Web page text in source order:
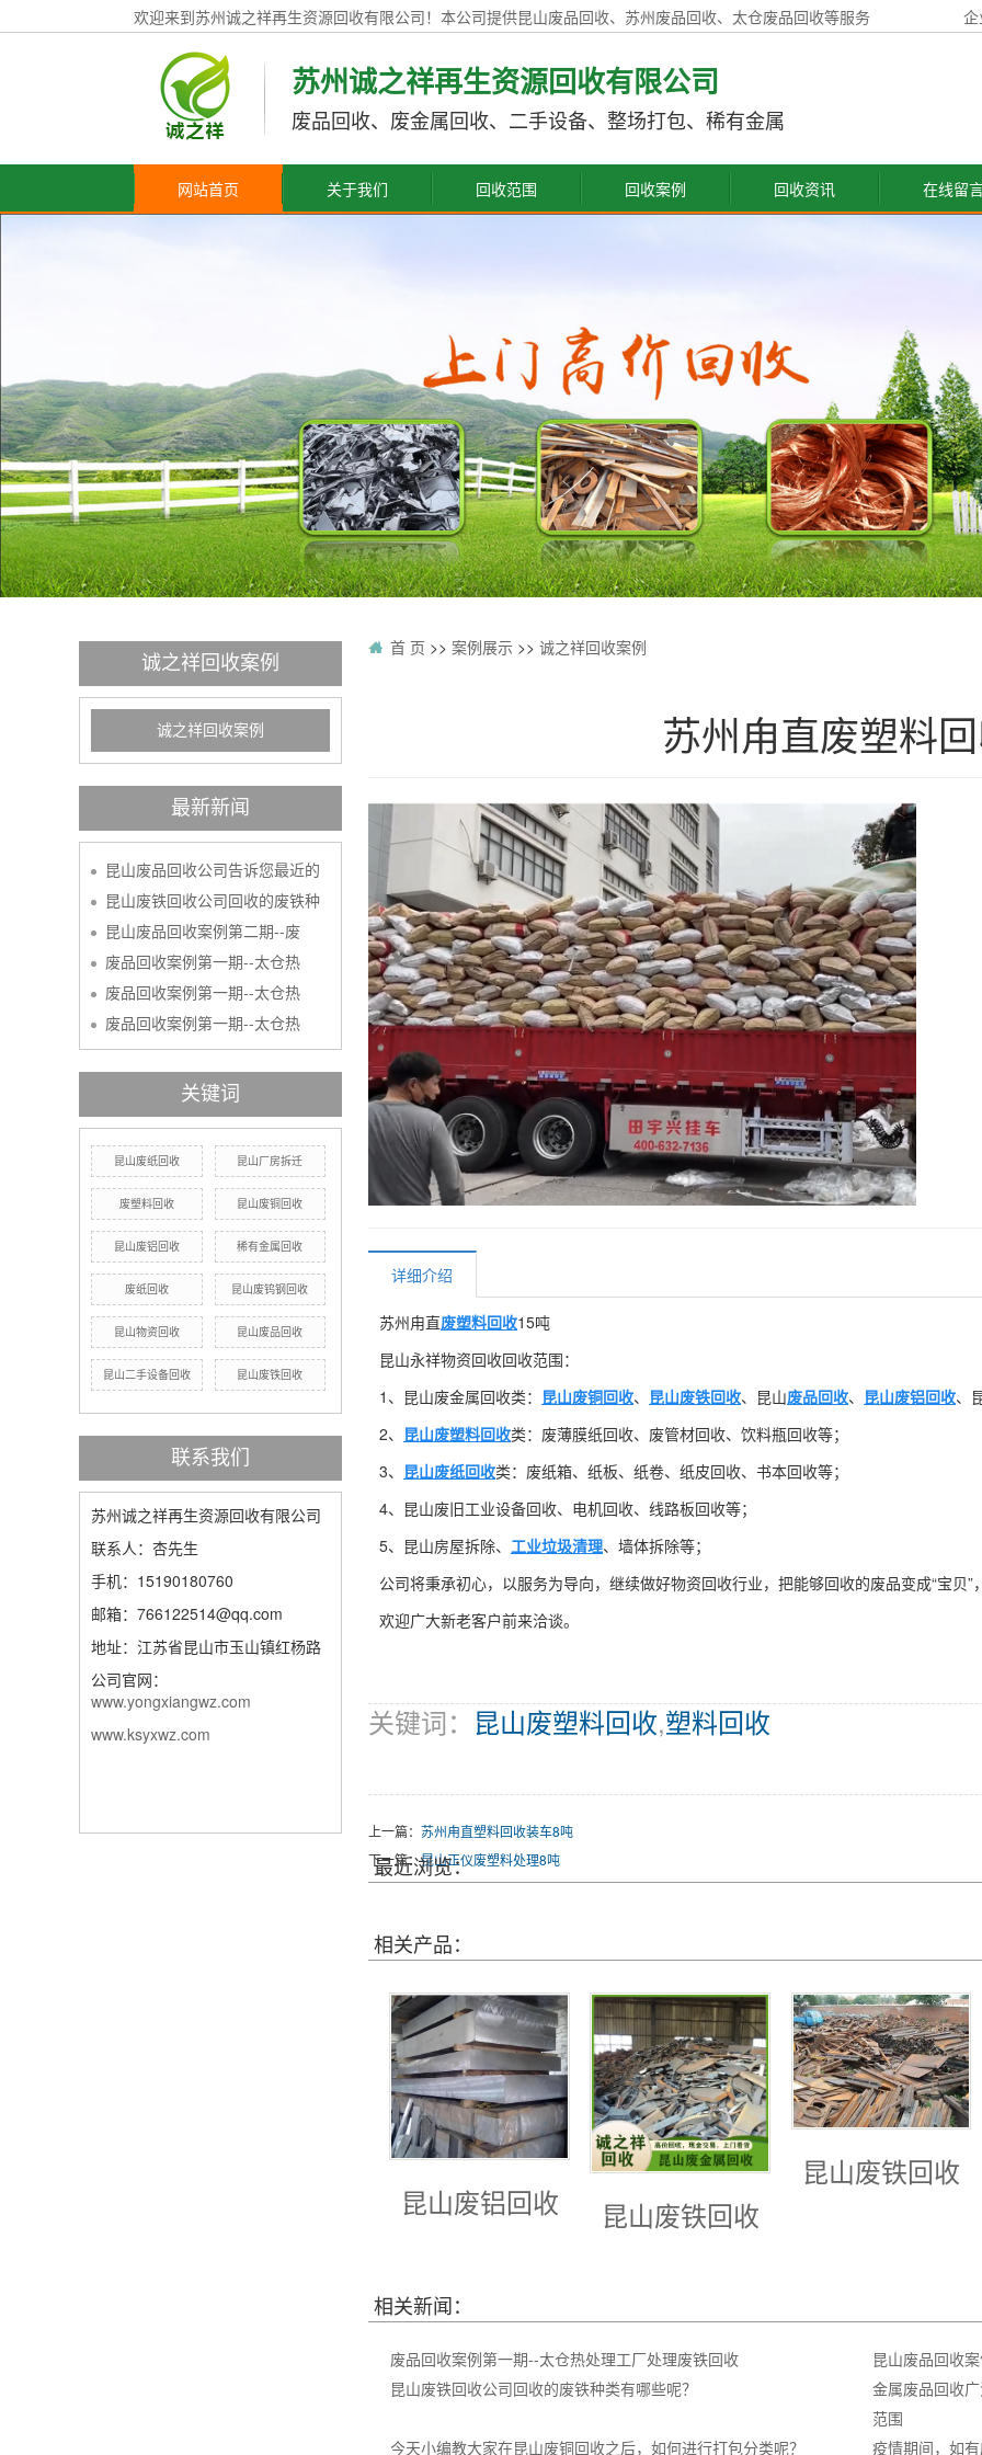
欢迎来到苏州诚之祥再生资源回收有限公司！本公司提供昆山废品回收、苏州废品回收、太仓废品回收等服务
苏州诚之祥再生资源回收有限公司
废品回收、废金属回收、二手设备、整场打包、稀有金属
网站首页 关于我们 回收范围 回收案例 回收资讯 在线留
诚之祥回收案例
诚之祥回收案例
最新新闻
昆山废品回收公司告诉您最近的
昆山废铁回收公司回收的废铁种
昆山废品回收案例第二期--废
废品回收案例第一期--太仓热
废品回收案例第一期--太仓热
废品回收案例第一期--太仓热
关键词
昆山废纸回收 昆山厂房拆迁
废塑料回收 昆山废铜回收
昆山废铝回收 稀有金属回收
废纸回收 昆山废钨钢回收
昆山物资回收 昆山废品回收
昆山二手设备回收 昆山废铁回收
联系我们
苏州诚之祥再生资源回收有限公司
联系人：杏先生
手机：15190180760
邮箱：766122514@qq.com
地址：江苏省昆山市玉山镇红杨路
公司官网：
www.yongxiangwz.com
www.ksyxwz.com
首 页 >> 案例展示 >> 诚之祥回收案例
苏州甪直废塑料
详细介绍
苏州甪直废塑料回收15吨
昆山永祥物资回收回收范围：
1、昆山废金属回收类： 昆山废铜回收、 昆山废铁回收、昆山废品回收、 昆山废铝回收、
2、 昆山废塑料回收类：废薄膜纸回收、废管材回收、饮料瓶回收等；
3、 昆山废纸回收类：废纸箱、纸板、纸卷、纸皮回收、书本回收等；
4、昆山废旧工业设备回收、电机回收、线路板回收等；
5、昆山房屋拆除、 工业垃圾清理、墙体拆除等；
公司将秉承初心，以服务为导向，继续做好物资回收行业，把能够回收的废品变成“宝贝”
欢迎广大新老客户前来洽谈。
关键词： 昆山废塑料回收,塑料回收
上一篇： 苏州甪直塑料回收装车8吨
下一篇：昆山正仪废塑料处理8吨
最近浏览：
相关产品：
昆山废铝回收 昆山废铁回收
昆山废铁回收
相关新闻：
废品回收案例第一期--太仓热处理工厂处理废铁回收
昆山废品回收
昆山废铁回收公司回收的废铁种类有哪些呢？
金属废品回收
范围
今天小编教大家在昆山废铜回收之后，如何进行打包分类呢？
疫情期间，如